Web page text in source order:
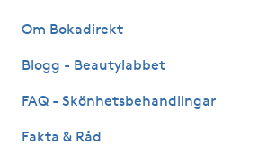
Kinesiologi
Om Bokadirekt
Blogg - Beautylabbet
FAQ - Skönhetsbehandlingar
Fakta & Råd